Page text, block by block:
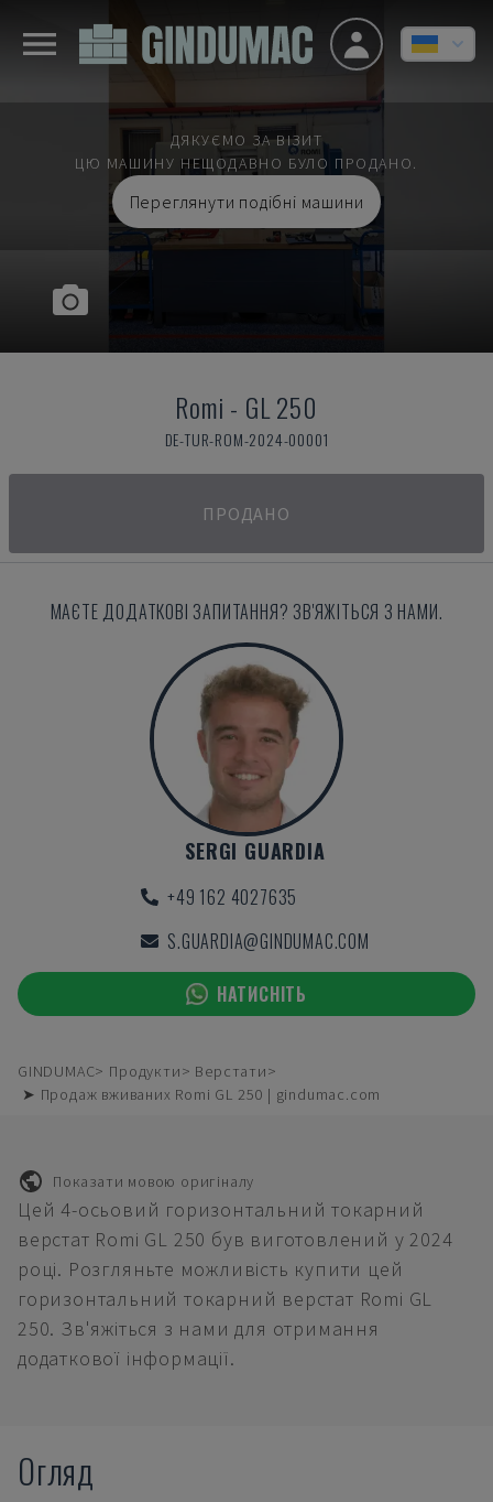
ДЯКУЄМО ЗА ВІЗИТ
ЦЮ МАШИНУ НЕЩОДАВНО БУЛО ПРОДАНО.
Переглянути подібні машини
Romi - GL 250
DE-TUR-ROM-2024-00001
ПРОДАНО
МАЄТЕ ДОДАТКОВІ ЗАПИТАННЯ? ЗВ'ЯЖІТЬСЯ З НАМИ.
SERGI GUARDIA
+49 162 4027635
S.GUARDIA@GINDUMAC.COM
НАТИСНІТЬ
GINDUMAC Продукти
Верстати
➤ Продаж вживаних Romi GL 250 | gindumac.com
Показати мовою оригіналу
Цей 4-осьовий горизонтальний токарний
верстат Romi GL 250 був виготовлений у 2024
році. Розгляньте можливість купити цей
горизонтальний токарний верстат Romi GL
250. Зв'яжіться з нами для отримання
додаткової інформації.
Огляд